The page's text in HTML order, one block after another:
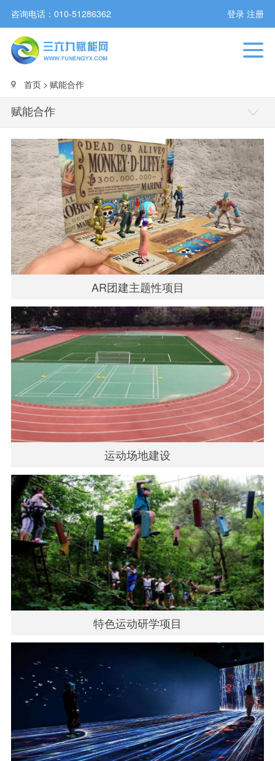
咨询电话： 010-51286362 登录 注册
首页 > 赋能合作
赋能合作
AR团建主题性项目
运动场地建设
特色运动研学项目